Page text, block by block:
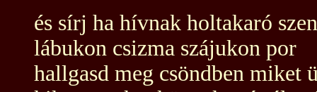
és sírj ha hívnak holtakaró
lábukon csizma szájukon por
hallgasd meg csöndben miket